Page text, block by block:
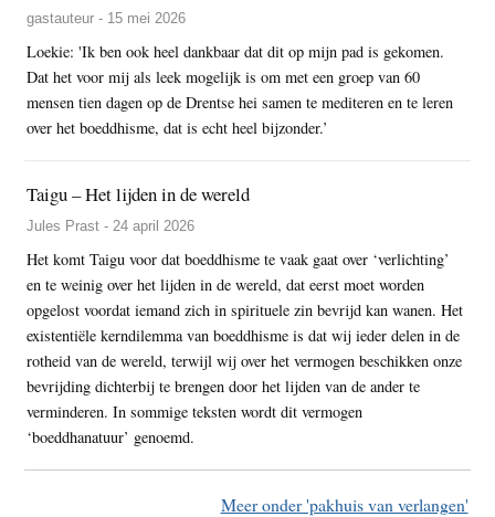
gastauteur - 15 mei 2026
Loekie: 'Ik ben ook heel dankbaar dat dit op mijn pad is gekomen.
Dat het voor mij als leek mogelijk is om met een groep van 60
mensen tien dagen op de Drentse hei samen te mediteren en te leren
over het boeddhisme, dat is echt heel bijzonder.’
Taigu – Het lijden in de wereld
Jules Prast - 24 april 2026
Het komt Taigu voor dat boeddhisme te vaak gaat over ‘verlichting’
en te weinig over het lijden in de wereld, dat eerst moet worden
opgelost voordat iemand zich in spirituele zin bevrijd kan wanen. Het
existentiële kerndilemma van boeddhisme is dat wij ieder delen in de
rotheid van de wereld, terwijl wij over het vermogen beschikken onze
bevrijding dichterbij te brengen door het lijden van de ander te
verminderen. In sommige teksten wordt dit vermogen
‘boeddhanatuur’ genoemd.
Meer onder 'pakhuis van verlangen'